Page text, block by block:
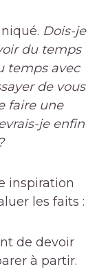
Dois-je
du temps
temps avec
de vous
faire une
je enfin
inspiration
les faits :
de devoir
à partir.